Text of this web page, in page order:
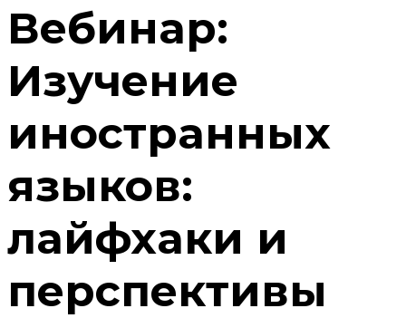
Вебинар:
Изучение
иностранных
языков:
лайфхаки и
перспективы